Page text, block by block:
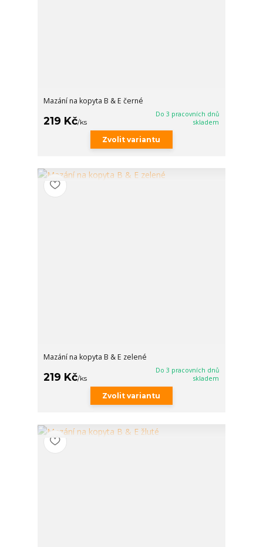
Mazání na kopyta B & E černé
219 Kč/ks
Do 3 pracovních dnů
skladem
Zvolit variantu
Mazání na kopyta B & E zelené
219 Kč/ks
Do 3 pracovních dnů
skladem
Zvolit variantu